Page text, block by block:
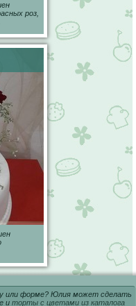
роз,
или форме? Юлия может сделать
и торты с цветами из каталога